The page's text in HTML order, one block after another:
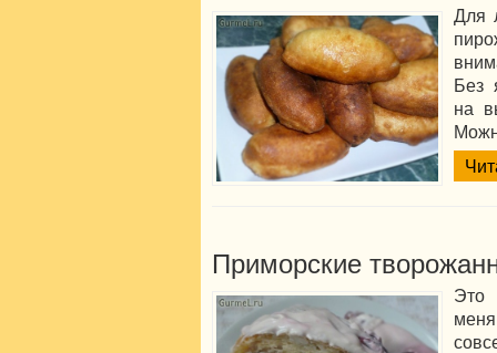
Для
Без
на
Приморские
Это